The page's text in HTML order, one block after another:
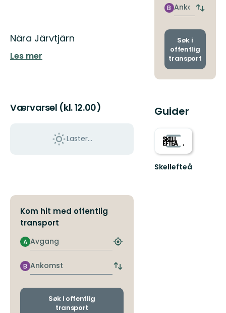
Beskrivelse
Nära Järvtjärn
Les mer
Værvarsel (kl. 12.00)
Laster…
Kom hit med offentlig
transport
Avgang
A
Finn
holdeplass
Ankomst
B
Bytt
og
Søk i offentlig
transport
Ankomst
B
Bytt
og
Søk i
offentlig
transport
Guider
Skellefteå